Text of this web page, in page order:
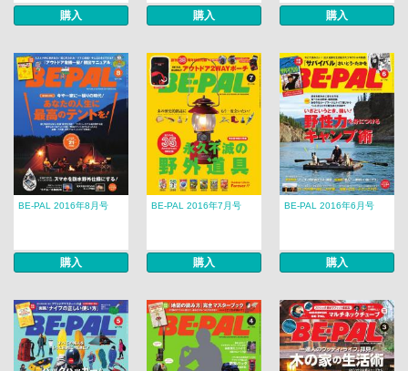
購入 購入 購入
BE-PAL 2016年8月号
購入
BE-PAL 2016年7月号
購入
BE-PAL 2016年6月号
購入